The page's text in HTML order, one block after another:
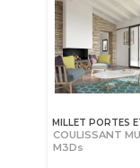
COULISSANT
M3Ds